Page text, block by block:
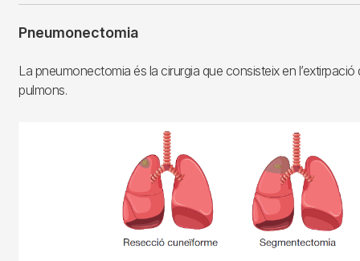
Pneumonectomia
La pneumonectomia és la cirurgia que consisteix en l’extirpació
pulmons.